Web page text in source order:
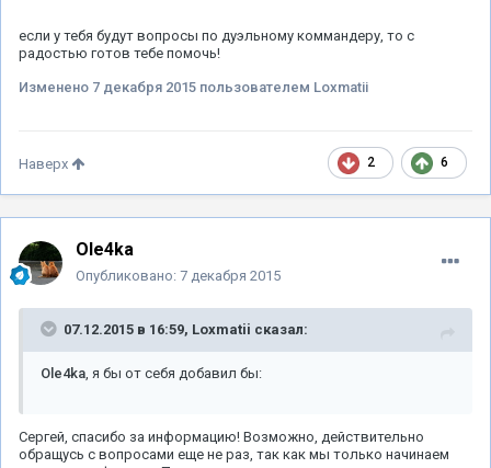
если у тебя будут вопросы по дуэльному коммандеру, то с
радостью готов тебе помочь!
Изменено 7 декабря 2015 пользователем Loxmatii
2 6
Наверх
Ole4ka
Опубликовано: 7 декабря 2015
07.12.2015 в 16:59, Loxmatii сказал:
Ole4ka, я бы от себя добавил бы:
Сергей, спасибо за информацию! Возможно, действительно
обращусь с вопросами еще не раз, так как мы только начинаем